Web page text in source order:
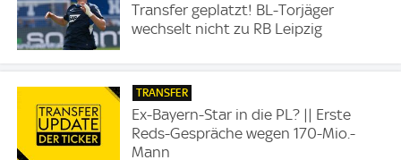
Transfer geplatzt! BL-Torjäger
wechselt nicht zu RB Leipzig
TRANSFER
Ex-Bayern-Star in die PL? || Erste
Reds-Gespräche wegen 170-Mio.-
Mann